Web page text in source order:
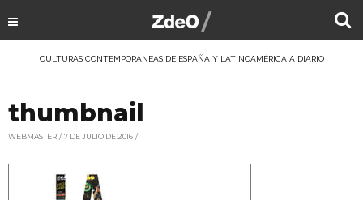
CULTURAS CONTEMPORÁNEAS DE ESPAÑA Y LATINOAMÉRICA A DIARIO
thumbnail
WEBMASTER 7 DE JULIO DE 2016